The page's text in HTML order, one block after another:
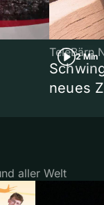
2 Min
TeleBärn
neues
aller Welt